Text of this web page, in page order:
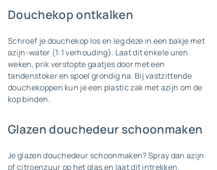
Douchekop ontkalken
Schroef je douchekop los en leg deze in een bakje met
azijn-water (1:1 verhouding). Laat dit enkele uren
weken, prik verstopte gaatjes door met een
tandenstoker en spoel grondig na. Bij vastzittende
douchekoppen kun je een plastic zak met azijn om de
kop binden.
Glazen douchedeur schoonmaken
Je glazen douchedeur schoonmaken? Spray dan azijn
of citroenzuur op het glas en laat dit intrekken.